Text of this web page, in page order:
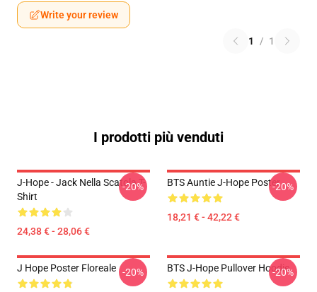
Write your review
1 / 1
I prodotti più venduti
J-Hope - Jack Nella Scatola T-
Shirt
24,38 € - 28,06 €
-20% BTS Auntie J-Hope Poster
18,21 € - 42,22 €
-20%
J Hope Poster Floreale -20% BTS J-Hope Pullover Hoodie
-20%